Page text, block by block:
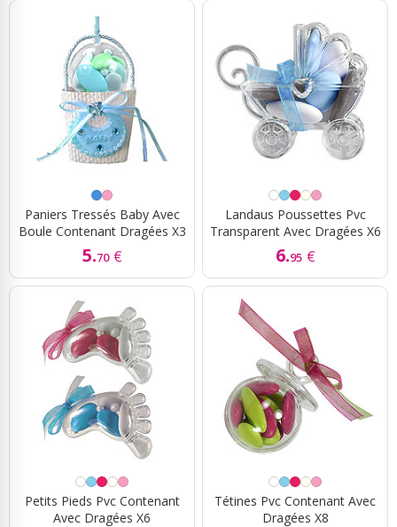
Paniers Tressés Baby Avec
Boule Contenant Dragées X3
5.70 €
Landaus Poussettes Pvc
Transparent Avec Dragées X6
6.95 €
Petits Pieds Pvc Contenant
Avec Dragées X6
Tétines Pvc Contenant Avec
Dragées X8